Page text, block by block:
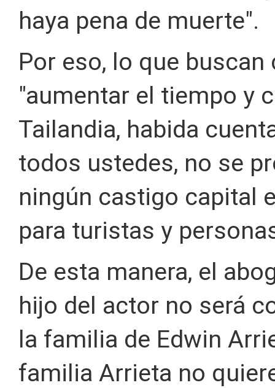
haya pena de muerte".
Por eso, lo que
"aumentar el tiempo y
Tailandia, habida
todos ustedes, no se
ningún castigo capital
para turistas y
De esta manera, el
hijo del actor no será
la familia de Edwin
familia Arrieta no